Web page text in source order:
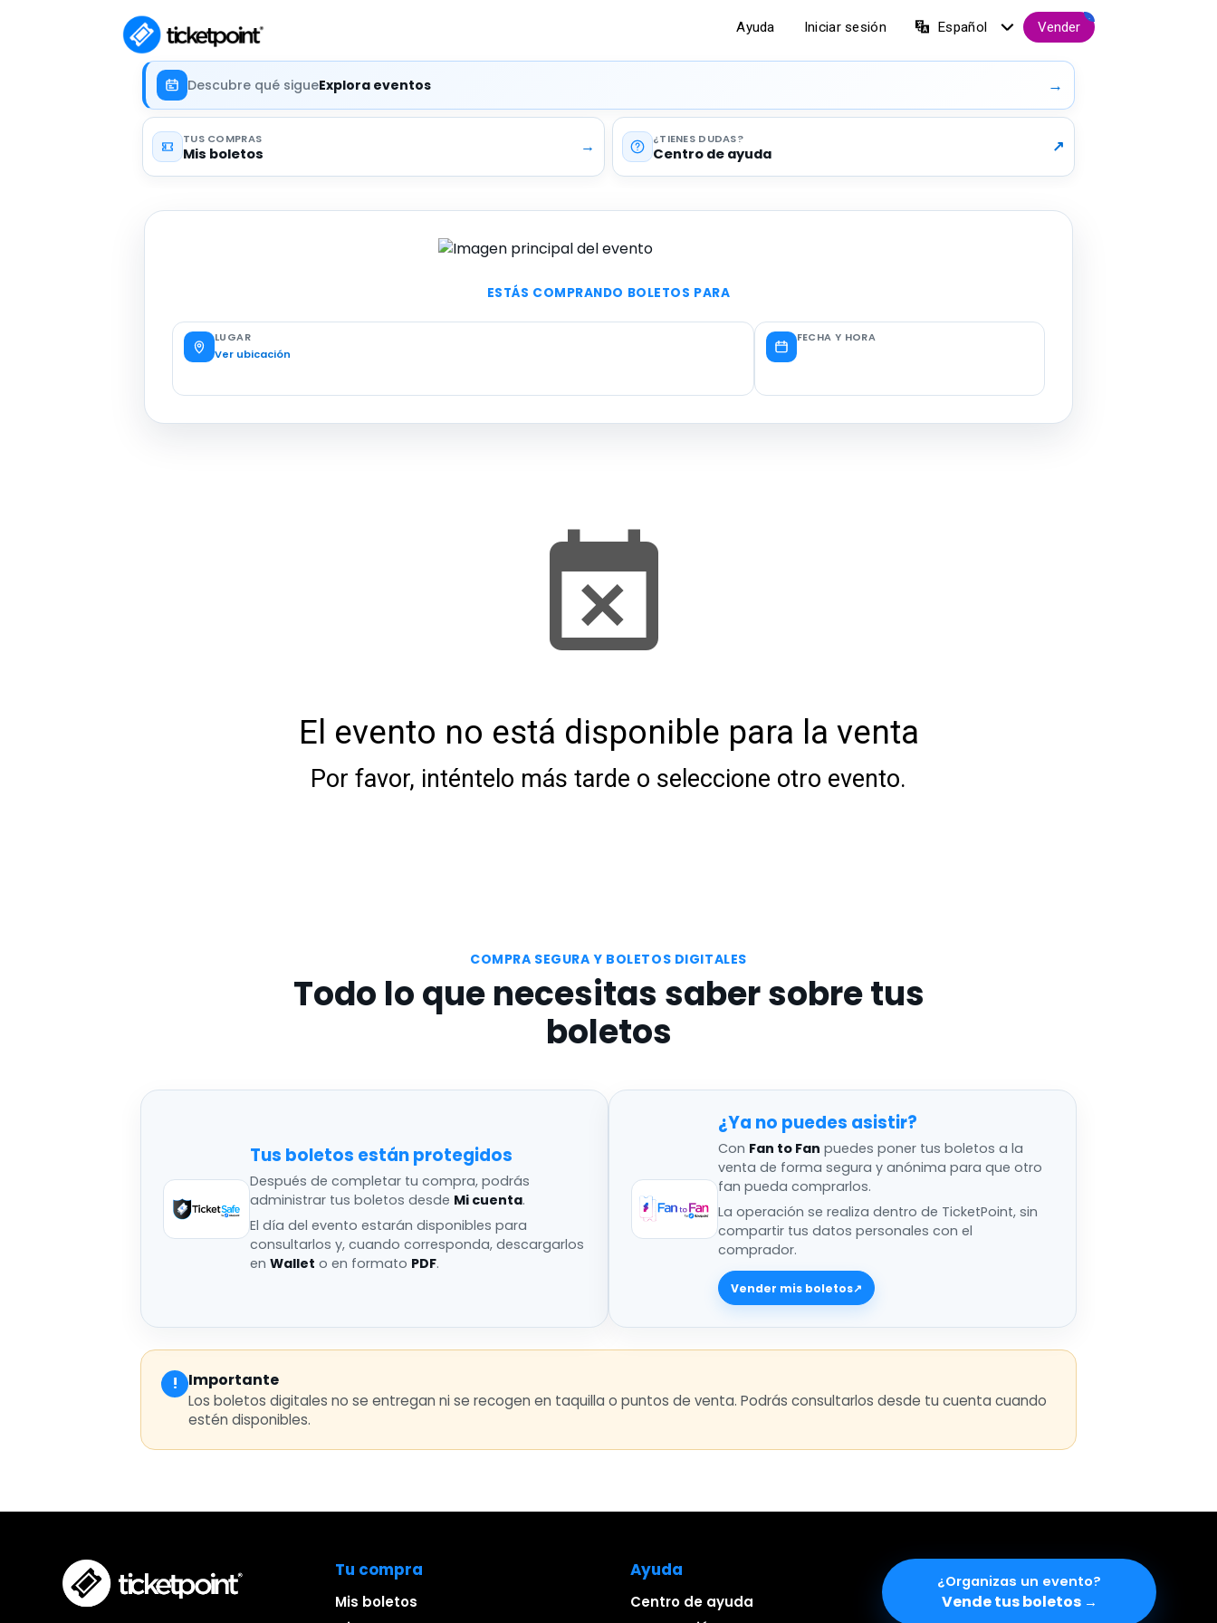
.
Vender
Español
Iniciar sesión
Ayuda
Descubre qué sigueExplora eventos →
TUS COMPRAS
Mis boletos → ¿TIENES DUDAS
Centro de ayuda ↗
ESTÁS COMPRANDO BOLETOS PARA
LUGAR
Ver ubicación
FECHA Y HORA
El evento no está disponible para la venta
Por favor, inténtelo más tarde o seleccione otro evento.
COMPRA SEGURA Y BOLETOS DIGITALES
Todo lo que necesitas saber sobre tus
boletos
Tus boletos están protegidos
Después de completar tu compra, podrás
administrar tus boletos desde Mi cuenta.
El día del evento estarán disponibles para
consultarlos y, cuando corresponda, descargarlos
en Wallet o en formato PDF.
¿Ya no puedes asistir
Con Fan to Fan puedes poner tus boletos a la
venta de forma segura y anónima para que otro
fan pueda comprarlos.
La operación se realiza dentro de TicketPoint, sin
compartir tus datos personales con el
comprador.
Vender mis boletos↗
! Importante
Los boletos digitales no se entregan ni se recogen en taquilla o puntos de venta. Podrás consultarlos desde tu cuenta cuando
estén disponibles.
Tu compra
Mis boletos
Ayuda
Centro de ayuda
¿Organizas un evento
Vende tus boletos →